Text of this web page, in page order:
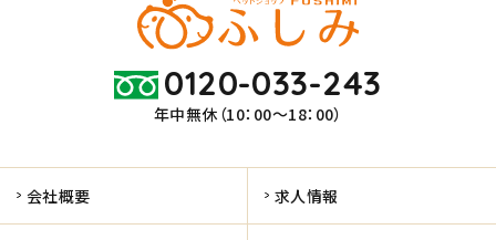
0120-033-243
年中無休（10：00～18：00）
会社概要 求人情報